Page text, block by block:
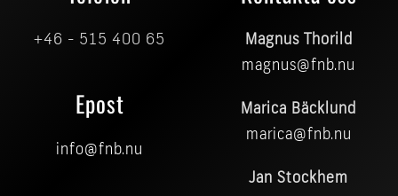
+46 - 515 400 65
Epost
info@fnb.nu
Magnus Thorild
magnus@fnb.nu
Marica Bäcklund
marica@fnb.nu
Jan Stockhem